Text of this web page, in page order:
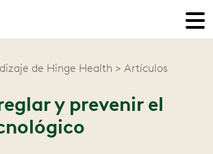
de Hinge Health Artículos
y prevenir el